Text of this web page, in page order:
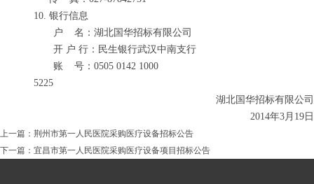
10. 银行信息
户
名：湖北国华招标有限公司
开 户 行：民生银行武汉中南支行
账
号：0505 0142 1000
5225
湖北国华招标有限公司
2014年3月19日
上一篇： 荆州市第一人民医院采购医疗设备招标公告
下一篇： 宜昌市第一人民医院采购医疗设备项目招标公告